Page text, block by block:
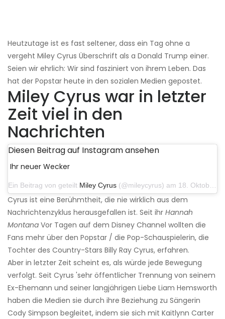
Heutzutage ist es fast seltener, dass ein Tag ohne a
vergeht Miley Cyrus Überschrift als a Donald Trump einer.
Seien wir ehrlich: Wir sind fasziniert von ihrem Leben. Das
hat der Popstar heute in den sozialen Medien gepostet.
Miley Cyrus war in letzter
Zeit viel in den
Nachrichten
Diesen Beitrag auf Instagram ansehen
Ihr neuer Wecker
Ein Beitrag von geteilt Miley Cyrus (@mileycyrus) am 18. Oktober 2019 um 19:03 Uhr PDT
Cyrus ist eine Berühmtheit, die nie wirklich aus dem
Nachrichtenzyklus herausgefallen ist. Seit ihr Hannah
Montana Vor Tagen auf dem Disney Channel wollten die
Fans mehr über den Popstar / die Pop-Schauspielerin, die
Tochter des Country-Stars Billy Ray Cyrus, erfahren.
Aber in letzter Zeit scheint es, als würde jede Bewegung
verfolgt. Seit Cyrus 'sehr öffentlicher Trennung von seinem
Ex-Ehemann und seiner langjährigen Liebe Liam Hemsworth
haben die Medien sie durch ihre Beziehung zu Sängerin
Cody Simpson begleitet, indem sie sich mit Kaitlynn Carter